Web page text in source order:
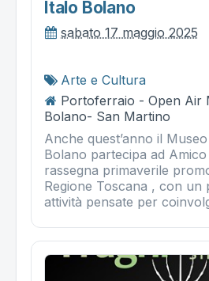
Italo Bolano
sabato 17 maggio 2025
Arte e Cultura
Portoferraio - Open Air
Bolano- San Martino
Anche quest’anno il
Bolano partecipa ad
rassegna primaverile
Regione Toscana , con un
attività pensate per